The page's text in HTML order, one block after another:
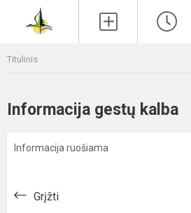
Titulinis
Informacija gestų kalba
Informacija ruošiama
Grįžti